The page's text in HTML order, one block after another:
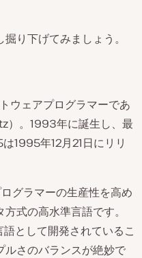
り下げてみましょう。
ウェアプログラマーであ
）。1993年に誕生し、最
1995年12月21日にリリ
グラマーの生産性を高め
式の高水準言語です。
として開発されているこ
ルさのバランスが絶妙で